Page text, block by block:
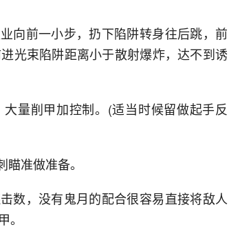
向前一小步，扔下陷阱转身往后跳，前
光束陷阱距离小于散射爆炸，达不到诱
量削甲加控制。(适当时候留做起手反
准做准备。
数，没有鬼月的配合很容易直接将敌人